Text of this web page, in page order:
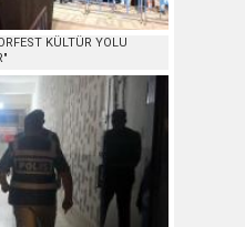
KÜLTÜR YOLU